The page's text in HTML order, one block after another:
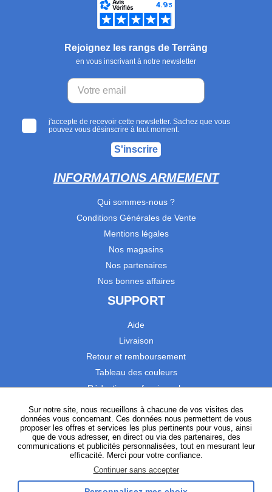
Rejoignez les rangs de Terräng
en vous inscrivant à notre newsletter
j'accepte de recevoir cette newsletter. Sachez que vous
pouvez vous désinscrire à tout moment.
S'inscrire
INFORMATIONS ARMEMENT
Qui sommes-nous ?
Conditions Générales de Vente
Mentions légales
Nos magasins
Nos partenaires
Nos bonnes affaires
SUPPORT
Aide
Livraison
Retour et remboursement
Tableau des couleurs
Réduction professionnels
Satisfaction Clients
SUIVEZ-NOUS
Sur notre site, nous recueillons à chacune de vos visites des
données vous concernant. Ces données nous permettent de vous
proposer les offres et services les plus pertinents pour vous, ainsi
que de vous adresser, en direct ou via des partenaires, des
communications et publicités personnalisées, tout en mesurant leur
efficacité. Merci pour votre confiance.
Continuer sans accepter